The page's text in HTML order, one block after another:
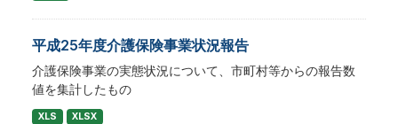
平成25年度介護保険事業状況報告
介護保険事業の実態状況について、市町村等からの報告数
値を集計したもの
XLS XLSX